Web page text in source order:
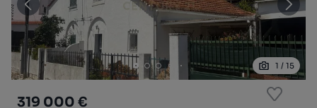
1 / 15
319 000 €